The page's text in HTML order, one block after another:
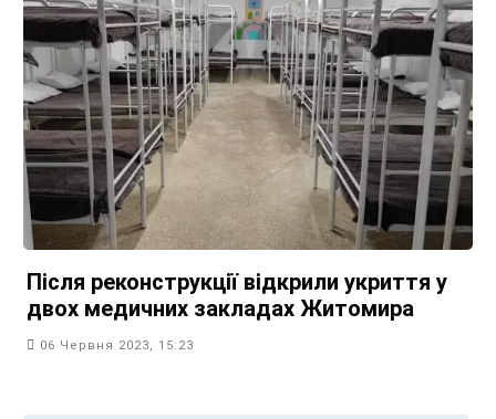
Після реконструкції відкрили укриття у
двох медичних закладах Житомира
06 Червня 2023, 15:23